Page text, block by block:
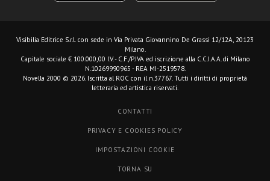
Visibilia Editrice S.r.l. con sede in Via Privata Giovannino De Grassi 12/12A, 20123
Milano.
Capitale sociale € 100.000,00 I.V. - C.F./P.IVA ed iscrizione alla C.C.I.A.A. di Milano
N.10269990965 - REA MI-2519578.
Novella 2000 © 2026. Iscritta al ROC con il n.37767. Tutti i diritti di proprietà
letteraria ed artistica riservati.
CONTATTI
PRIVACY E COOKIES POLICY
IMPOSTAZIONI COOKIE
TORNA SU